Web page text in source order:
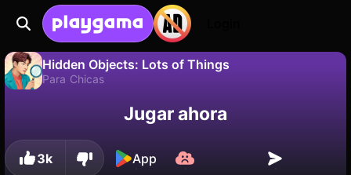
Hidden Objects: Lots of Things
Para Chicas
¡Guarda el progreso!Jugar ahora
3k App